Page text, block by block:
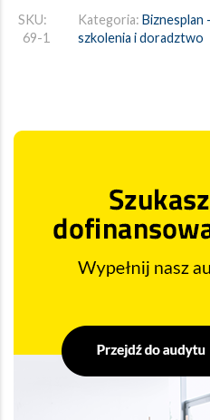
SKU:
69-1
Kategoria:Biznesplan
szkolenia i doradztwo